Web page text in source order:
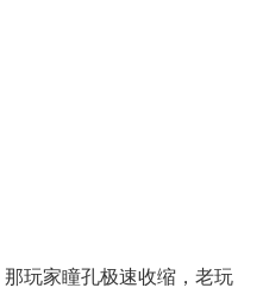
玩家瞳孔极速收缩，老玩